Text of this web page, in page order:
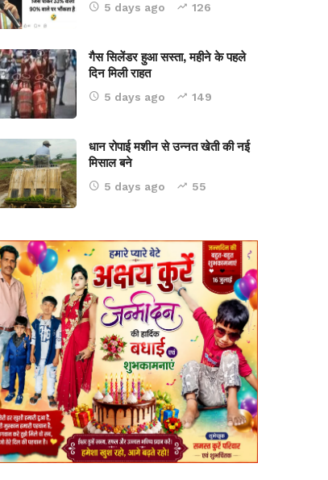
5 days ago 126
गैस सिलेंडर हुआ सस्ता, महीने के पहले
दिन मिली राहत
5 days ago 149
धान रोपाई मशीन से उन्नत खेती की नई
मिसाल बने
5 days ago 55